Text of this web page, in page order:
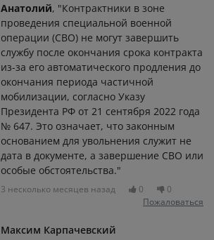
Анатолий, "Контрактники в зоне
проведения специальной военной
операции (СВО) не могут завершить
службу после окончания срока контракта
из-за его автоматического продления до
окончания периода частичной
мобилизации, согласно Указу
Президента РФ от 21 сентября 2022 года
№ 647. Это означает, что законным
основанием для увольнения служит не
дата в документе, а завершение СВО или
особые обстоятельства."
3 несколько месяцев назад 0
0
Пожаловаться
Максим Карпачевский